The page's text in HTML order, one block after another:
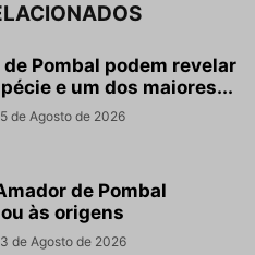
de Pombal podem revelar
e um dos maiores...
5 de Agosto de 2026
de Pombal
às origens
3 de Agosto de 2026